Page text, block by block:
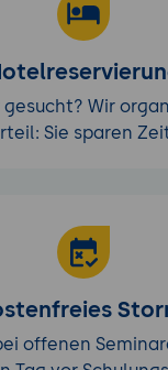
und Feedback:
Wir
Sie sparen
offenen